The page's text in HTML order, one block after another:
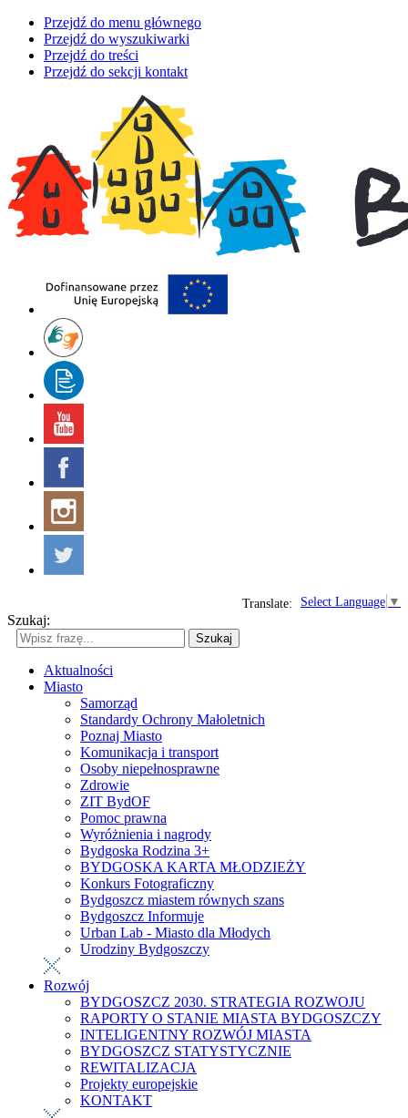
Przejdź do menu głównego
Przejdź do wyszukiwarki
Przejdź do treści
Przejdź do sekcji kontakt
Select Language ▼
Translate:
Szukaj:
Szukaj
Aktualności
Miasto
Samorząd
Standardy Ochrony Małoletnich
Poznaj Miasto
Komunikacja i transport
Osoby niepełnosprawne
Zdrowie
ZIT BydOF
Pomoc prawna
Wyróżnienia i nagrody
Bydgoska Rodzina 3+
BYDGOSKA KARTA MŁODZIEŻY
Konkurs Fotograficzny
Bydgoszcz miastem równych szans
Bydgoszcz Informuje
Urban Lab - Miasto dla Młodych
Urodziny Bydgoszczy
Rozwój
BYDGOSZCZ 2030. STRATEGIA ROZWOJU
RAPORTY O STANIE MIASTA BYDGOSZCZY
INTELIGENTNY ROZWÓJ MIASTA
BYDGOSZCZ STATYSTYCZNIE
REWITALIZACJA
Projekty europejskie
KONTAKT